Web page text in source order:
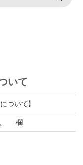
いて
ついて】
欄